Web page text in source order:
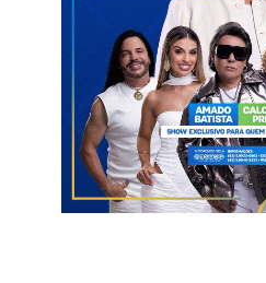
Por falar no confronto contra o
15h, no Estádio Arthur Tavares,
sua classificação de forma
entanto, se for derrotado, pode ir
depender de suas forças para
nacional.
Os times com menos gols na